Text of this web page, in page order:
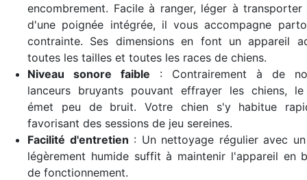
encombrement. Facile à ranger, léger à
d'une poignée intégrée, il vous accompagne
contrainte. Ses dimensions en font un appareil
toutes les tailles et toutes les races de chiens.
Niveau sonore faible : Contrairement à de
lanceurs bruyants pouvant effrayer les chiens,
émet peu de bruit. Votre chien s'y habitue
favorisant des sessions de jeu sereines.
Facilité d'entretien : Un nettoyage régulier avec
légèrement humide suffit à maintenir l'appareil en
de fonctionnement.